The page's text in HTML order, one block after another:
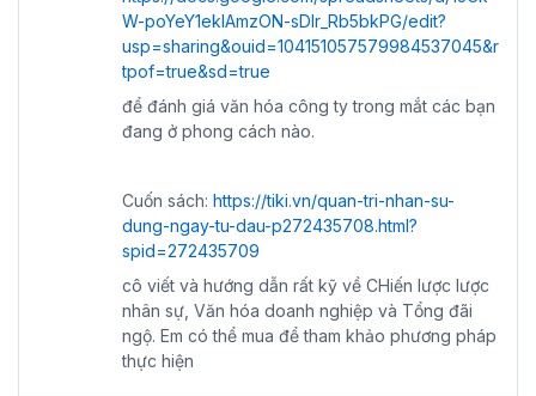
W-poYeY1ekIAmzON-sDlr_Rb5bkPG/edit?
usp=sharing&ouid=104151057579984537045&r
tpof=true&sd=true
để đánh giá văn hóa công ty trong mắt các bạn
đang ở phong cách nào.
Cuốn sách: https://tiki.vn/quan-tri-nhan-su-
dung-ngay-tu-dau-p272435708.html?
spid=272435709
cô viết và hướng dẫn rất kỹ về CHiến lược lược
nhân sự, Văn hóa doanh nghiệp và Tổng đãi
ngộ. Em có thể mua để tham khảo phương pháp
thực hiện